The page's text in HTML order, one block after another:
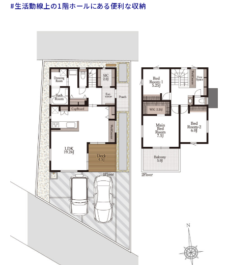
#生活動線上の1階ホールにある便利な収納